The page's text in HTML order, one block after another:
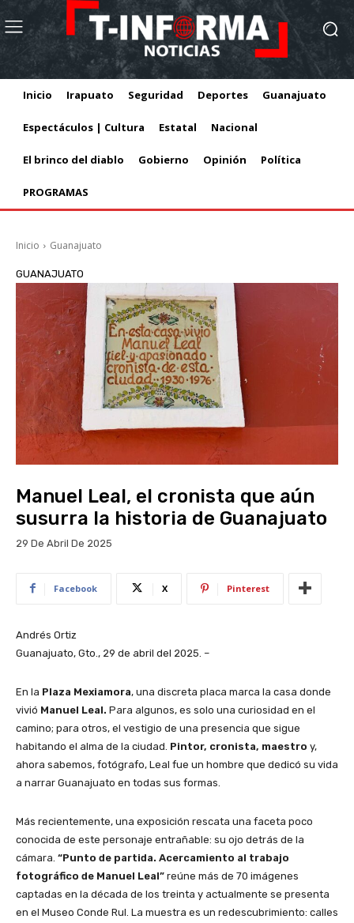
Inicio Irapuato Seguridad Deportes Guanajuato
Espectáculos | Cultura Estatal Nacional
El brinco del diablo Gobierno Opinión Política
PROGRAMAS
Inicio Guanajuato
GUANAJUATO
Manuel Leal, el cronista que aún
susurra la historia de Guanajuato
29 De Abril De 2025
Facebook X Pinterest
Andrés Ortiz
Guanajuato, Gto., 29 de abril del 2025. –
En la Plaza Mexiamora, una discreta placa marca la casa donde
vivió Manuel Leal. Para algunos, es solo una curiosidad en el
camino; para otros, el vestigio de una presencia que sigue
habitando el alma de la ciudad. Pintor, cronista, maestro y,
ahora sabemos, fotógrafo, Leal fue un hombre que dedicó su vida
a narrar Guanajuato en todas sus formas.
Más recientemente, una exposición rescata una faceta poco
conocida de este personaje entrañable: su ojo detrás de la
cámara. “Punto de partida. Acercamiento al trabajo
fotográfico de Manuel Leal” reúne más de 70 imágenes
captadas en la década de los treinta y actualmente se presenta
en el Museo Conde Rul. La muestra es un redescubrimiento: calles